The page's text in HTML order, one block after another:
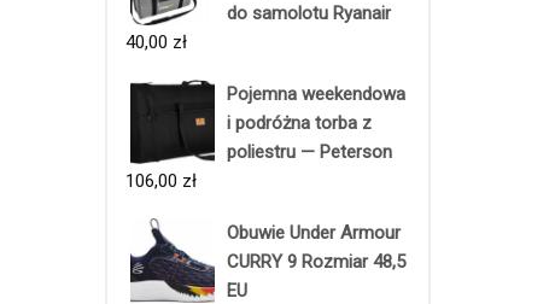
do samolotu Ryanair
40,00 zł
Pojemna weekendowa
i podróżna torba z
poliestru — Peterson
106,00 zł
Obuwie Under Armour
CURRY 9 Rozmiar 48,5
EU